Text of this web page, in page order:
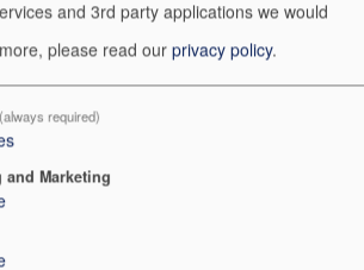
et propose différentes librairies.
grande source de satisfaction soit le
des solutions utiles et de
code de mes créations, je suis
je reçois des messages de
mon travail et pas peu fier des
de certaines de mes libs (qui
and 3rd party applications we would
please read ourprivacy policy.
(always required)
Marketing